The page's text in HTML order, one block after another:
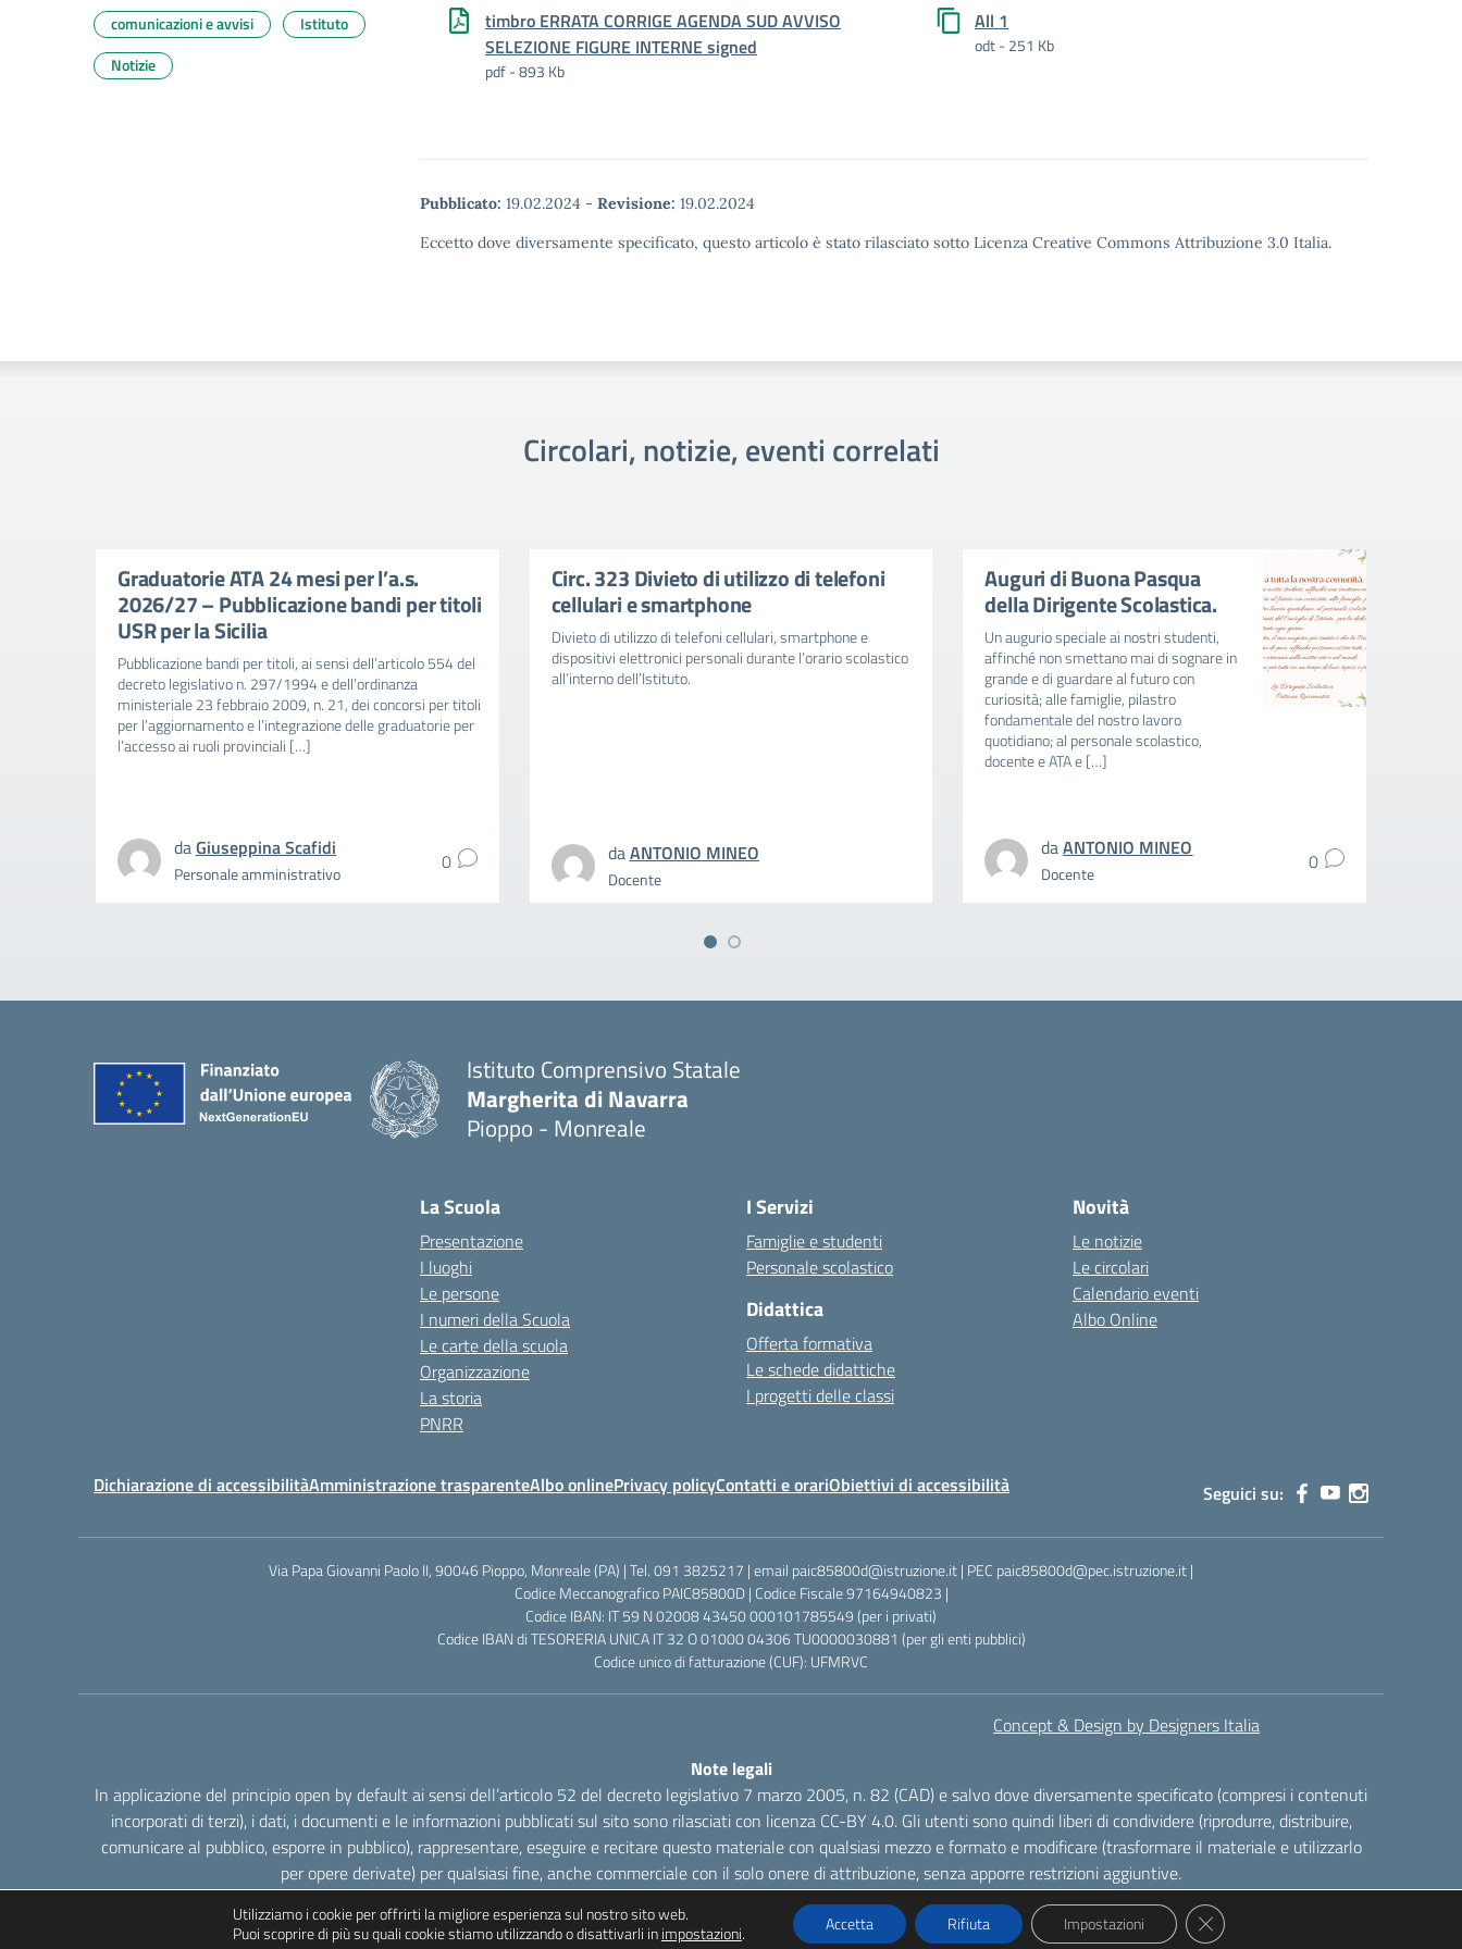
timbro ERRATA CORRIGE AGENDA SUD AVVISO
SELEZIONE FIGURE INTERNE signed
pdf - 893 Kb
All 1
odt - 251 Kb
Pubblicato: 19.02.2024 - Revisione: 19.02.2024
Eccetto dove diversamente specificato, questo articolo è stato rilasciato sotto Licenza Creative Commons Attribuzione 3.0 Italia.
comunicazioni e avvisi
Istituto
Notizie
Circolari, notizie, eventi correlati
Graduatorie ATA 24 mesi per l’a.s.
2026/27 – Pubblicazione bandi per titoli
USR per la Sicilia
Pubblicazione bandi per titoli, ai sensi dell’articolo 554 del
decreto legislativo n. 297/1994 e dell’ordinanza
ministeriale 23 febbraio 2009, n. 21, dei concorsi per titoli
per l’aggiornamento e l’integrazione delle graduatorie per
l’accesso ai ruoli provinciali […]
daGiuseppina Scafidi
Personale amministrativo 0
Circ. 323 Divieto di utilizzo di telefoni
cellulari e smartphone
Divieto di utilizzo di telefoni cellulari, smartphone e
dispositivi elettronici personali durante l’orario scolastico
all’interno dell’Istituto.
daANTONIO MINEO
Docente
Auguri di Buona Pasqua
della Dirigente Scolastica.
Un augurio speciale ai nostri studenti,
affinché non smettano mai di sognare in
grande e di guardare al futuro con
curiosità; alle famiglie, pilastro
fondamentale del nostro lavoro
quotidiano; al personale scolastico,
docente e ATA e […]
daANTONIO MINEO
Docente 0
Istituto Comprensivo Statale
Margherita di Navarra
Pioppo - Monreale
La Scuola
Presentazione
I luoghi
Le persone
I numeri della Scuola
Le carte della scuola
Organizzazione
La storia
PNRR
I Servizi
Famiglie e studenti
Personale scolastico
Didattica
Offerta formativa
Le schede didattiche
I progetti delle classi
Novità
Le notizie
Le circolari
Calendario eventi
Albo Online
Dichiarazione di accessibilitàAmministrazione trasparenteAlbo onlinePrivacy policyContatti e orariObiettivi di accessibilità Seguici su:
Via Papa Giovanni Paolo II, 90046 Pioppo, Monreale (PA) | Tel. 091 3825217 | email paic85800d@istruzione.it | PEC paic85800d@pec.istruzione.it |
Codice Meccanografico PAIC85800D | Codice Fiscale 97164940823 |
Codice IBAN: IT 59 N 02008 43450 000101785549 (per i privati)
Codice IBAN di TESORERIA UNICA IT 32 O 01000 04306 TU0000030881 (per gli enti pubblici)
Codice unico di fatturazione (CUF): UFMRVC
Concept & Design by Designers Italia
Note legali
In applicazione del principio open by default ai sensi dell’articolo 52 del decreto legislativo 7 marzo 2005, n. 82 (CAD) e salvo dove diversamente specificato (compresi i contenuti
incorporati di terzi), i dati, i documenti e le informazioni pubblicati sul sito sono rilasciati con licenza CC-BY 4.0. Gli utenti sono quindi liberi di condividere (riprodurre, distribuire,
comunicare al pubblico, esporre in pubblico), rappresentare, eseguire e recitare questo materiale con qualsiasi mezzo e formato e modificare (trasformare il materiale e utilizzarlo
per opere derivate) per qualsiasi fine, anche commerciale con il solo onere di attribuzione, senza apporre restrizioni aggiuntive.
Utilizziamo i cookie per offrirti la migliore esperienza sul nostro sito web.
Puoi scoprire di più su quali cookie stiamo utilizzando o disattivarli inimpostazioni. Accetta Rifiuta Impostazioni Close GDPR Cookie Banner